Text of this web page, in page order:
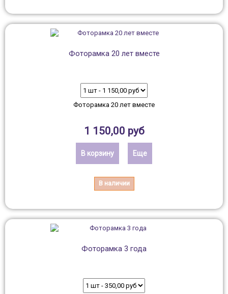
Фоторамка 20 лет вместе
Фоторамка 20 лет вместе
1 150,00 руб
В корзину Еще
В наличии
Фоторамка 3 года